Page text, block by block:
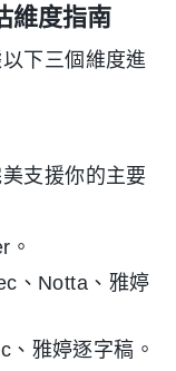
維度指南
下三個維度進
支援你的主要
。
、Notta、雅婷
、雅婷逐字稿。